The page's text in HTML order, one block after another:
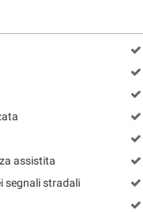
assistita
segnali stradali